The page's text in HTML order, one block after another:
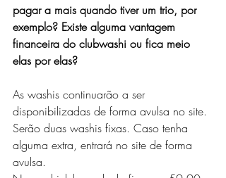
pagar a mais quando tiver um trio, por
exemplo? Existe alguma vantagem
financeira do clubwashi ou fica meio
elas por elas?
As washis continuarão a ser
disponibilizadas de forma avulsa no site.
Serão duas washis fixas. Caso tenha
alguma extra, entrará no site de forma
avulsa.